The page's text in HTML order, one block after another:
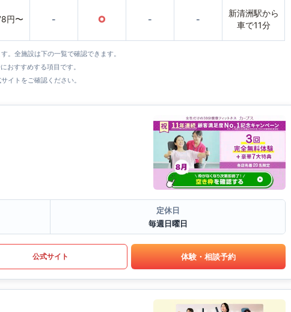
円〜 - ○ - -
新清洲駅から
車で11分
。全施設は下の一覧で確認できます。
おすすめする項目です。
イトをご確認ください。
定休日
毎週日曜日
公式サイト 体験・相談予約